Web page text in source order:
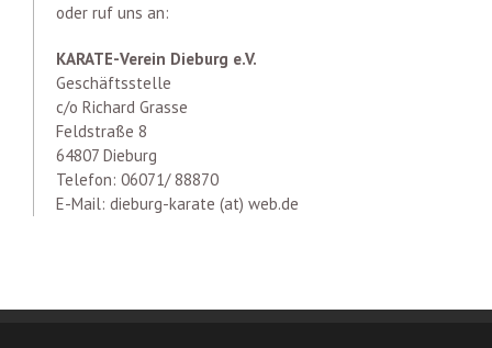
oder ruf uns an:
KARATE-Verein Dieburg e.V.
Geschäftsstelle
c/o Richard Grasse
Feldstraße 8
64807 Dieburg
Telefon: 06071/ 88870
E-Mail: dieburg-karate (at) web.de